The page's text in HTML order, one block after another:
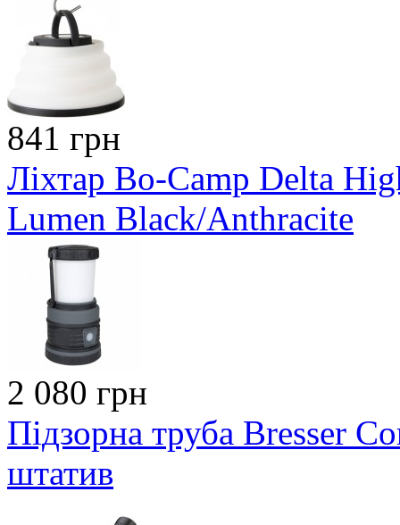
841 грн
Ліхтар Bo-Camp Delta
Lumen Black/Anthracite
2 080 грн
Підзорна труба Bresser
штатив